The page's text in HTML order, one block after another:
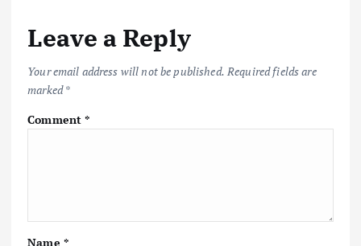
Leave a Reply
Your email address will not be published. Required fields are
marked*
Comment*
Name *